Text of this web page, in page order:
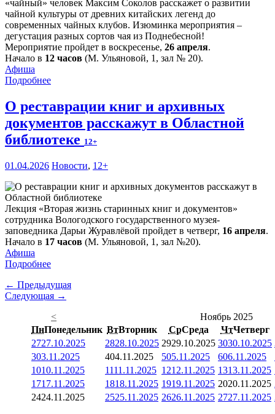
«чайный» человек Максим Соколов расскажет о развитии
чайной культуры от древних китайских легенд до
современных чайных клубов. Изюминка мероприятия –
дегустация разных сортов чая из Поднебесной!
Мероприятие пройдет в воскресенье, 26 апреля.
Начало в 12 часов (М. Ульяновой, 1, зал № 20).
Афиша
Подробнее
О реставрации книг и архивных
документов расскажут в Областной
библиотеке 12+
01.04.2026 Новости, 12+
Лекция «Вторая жизнь старинных книг и документов»
сотрудника Вологодского государственного музея-
заповедника Дарьи Журавлёвой пройдет в четверг, 16 апреля.
Начало в 17 часов (М. Ульяновой, 1, зал №20).
Афиша
Подробнее
← Предыдущая
Следующая →
<
Ноябрь 2025
ПнПонедельник ВтВторник СрСреда ЧтЧетверг
2727.10.2025 2828.10.2025 2929.10.2025 3030.10.2025
303.11.2025 404.11.2025 505.11.2025 606.11.2025
1010.11.2025 1111.11.2025 1212.11.2025 1313.11.2025
1717.11.2025 1818.11.2025 1919.11.2025 2020.11.2025
2424.11.2025 2525.11.2025 2626.11.2025 2727.11.2025